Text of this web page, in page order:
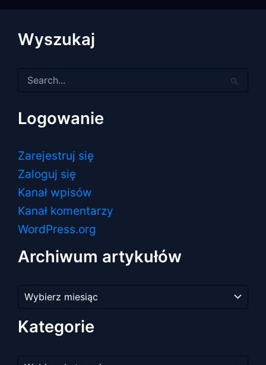
Wyszukaj
dla:
Logowanie
Zarejestruj się
Zaloguj się
Kanał wpisów
Kanał komentarzy
WordPress.org
Archiwum artykułów
artykułów
Kategorie